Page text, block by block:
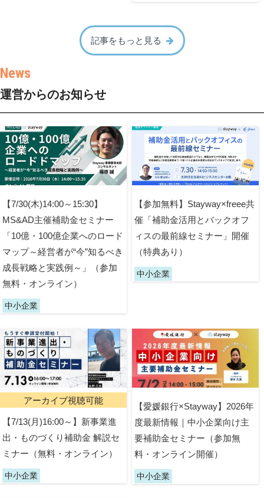
記事をもっと見る
運営からのお知らせ
【7/30(木)14:00～15:30】
MS&AD主催補助金セミナー
「10億・100億企業へのロード
マップ～経営者が“今”知るべき
成長戦略と実践例～」（参加
無料・オンライン）
中小企業
【参加無料】Stayway×freee共
催「補助金活用とバックオフ
ィスの最前線セミナー」開催
（特典あり）
中小企業
アーカイブ視聴可能
【7/13(月)16:00～】新事業進
出・ものづくり補助金 解説セ
ミナー（無料・オンライン）
中小企業
【愛媛銀行×Stayway】2026年
度最新情報｜中小企業向け主
要補助金セミナー（参加無
料・オンライン開催）
中小企業